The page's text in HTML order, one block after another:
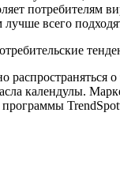
потребителям
всего
календулы.
программы